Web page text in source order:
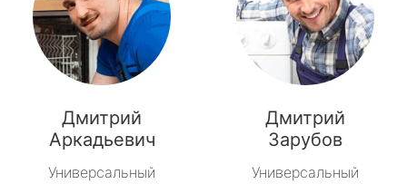
Дмитрий
Аркадьевич
Универсальный
Дмитрий
Зарубов
Универсальный